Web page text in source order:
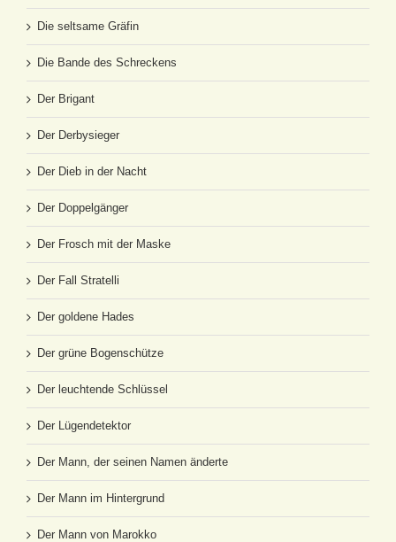
Die seltsame Gräfin
Die Bande des Schreckens
Der Brigant
Der Derbysieger
Der Dieb in der Nacht
Der Doppelgänger
Der Frosch mit der Maske
Der Fall Stratelli
Der goldene Hades
Der grüne Bogenschütze
Der leuchtende Schlüssel
Der Lügendetektor
Der Mann, der seinen Namen änderte
Der Mann im Hintergrund
Der Mann von Marokko